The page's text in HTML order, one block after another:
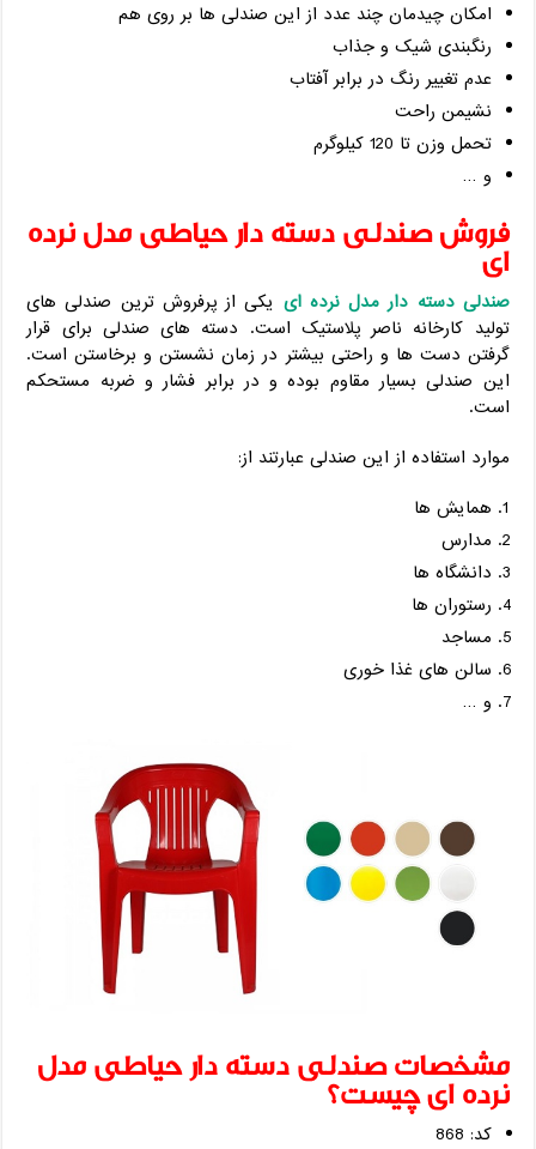
امکان چیدمان چند عدد از این صندلی ها بر روی هم
رنگبندی شیک و جذاب
عدم تغییر رنگ در برابر آفتاب
نشیمن راحت
تحمل وزن تا 120 کیلوگرم
و …
فروش صندلی دسته دار حیاطی مدل نرده
ای
صندلی دسته دار مدل نرده ای یکی از پرفروش ترین صندلی های
تولید کارخانه ناصر پلاستیک است. دسته های صندلی برای قرار
گرفتن دست ها و راحتی بیشتر در زمان نشستن و برخاستن است.
این صندلی بسیار مقاوم بوده و در برابر فشار و ضربه مستحکم
است.
موارد استفاده از این صندلی عبارتند از:
همایش ها
مدارس
دانشگاه ها
رستوران ها
مساجد
سالن های غذا خوری
و …
مشخصات صندلی دسته دار حیاطی مدل
نرده ای چیست؟
کد: 868